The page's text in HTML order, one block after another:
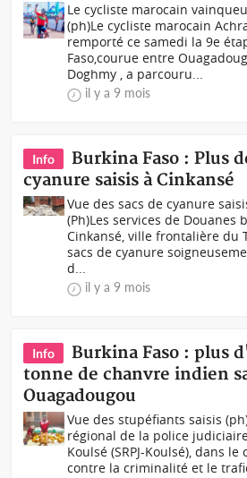
Le cycliste marocain
(ph)Le cycliste marocain
remporté ce samedi la 9e
Faso,courue entre
Doghmy , a parcouru...
il y a 9 mois
Info
Burkina Faso : Plus
cyanure saisis à Cinkansé
Vue des sacs de cyanure
(Ph)Les services de Douanes
Cinkansé, ville frontalière du
sacs de cyanure
d...
il y a 9 mois
Info
Burkina Faso : plus
tonne de chanvre indien
Ouagadougou
Vue des stupéfiants saisis
régional de la police
Koulsé (SRPJ-Koulsé), dans
contre la criminalité et le